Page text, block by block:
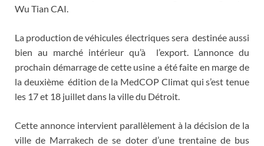
Wu Tian CAI.
La production de véhicules électriques sera destinée aussi
bien au marché intérieur qu’à l’export. L’annonce du
prochain démarrage de cette usine a été faite en marge de
la deuxième édition de la MedCOP Climat qui s’est tenue
les 17 et 18 juillet dans la ville du Détroit.
Cette annonce intervient parallèlement à la décision de la
ville de Marrakech de se doter d’une trentaine de bus